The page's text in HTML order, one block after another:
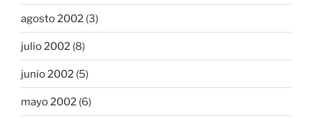
agosto 2002 (3)
julio 2002 (8)
junio 2002 (5)
mayo 2002 (6)